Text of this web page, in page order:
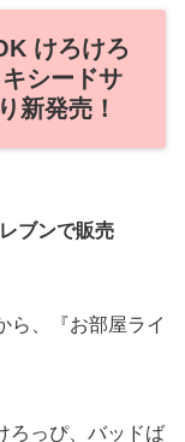
けろけろ
シードサ
新発売！
ブンで販売
ら、『お部屋ライ
ろっぴ、バッドば